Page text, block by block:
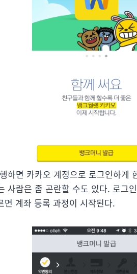
하면 카카오 계정으로 로그인하게
사람은 좀 곤란할 수도 있다. 로그
면 계좌 등록 과정이 시작된다.